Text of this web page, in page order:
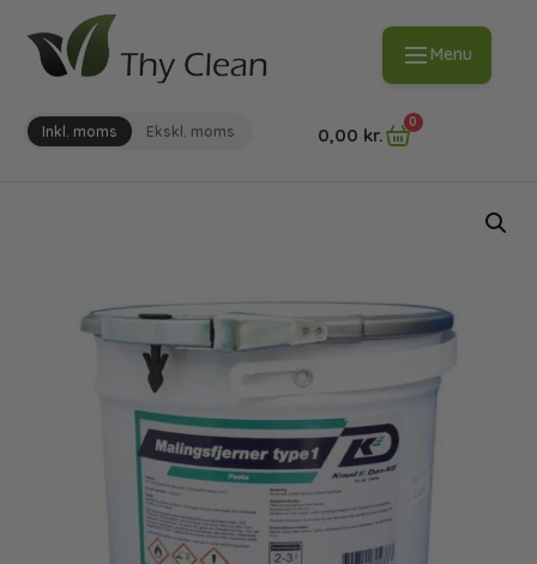
Menu
Inkl. moms Ekskl. moms 0,00 kr.
0